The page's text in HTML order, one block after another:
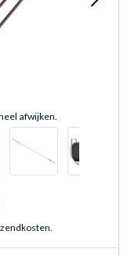
afwijken.